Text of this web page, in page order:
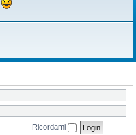
Ricordami